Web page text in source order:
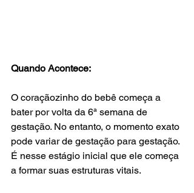
Quando Acontece:
O coraçãozinho do bebê começa a
bater por volta da 6ª semana de
gestação. No entanto, o momento exato
pode variar de gestação para gestação.
É nesse estágio inicial que ele começa
a formar suas estruturas vitais.